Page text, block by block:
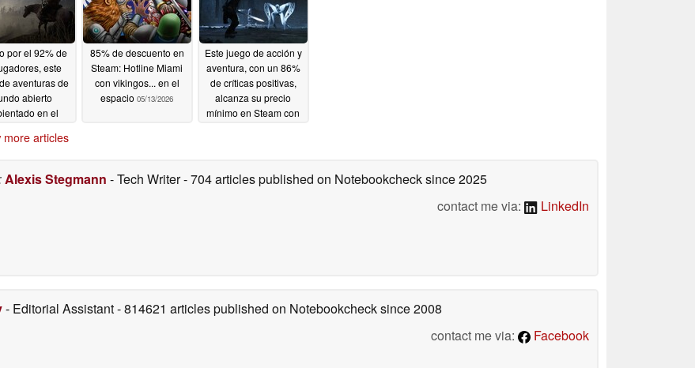
por el 92% de
este
aventuras de
abierto
en el
descuento en
85% de descuento en
Steam: Hotline Miami
con vikingos... en el
espacio 05/13/2026
Este juego de acción y
aventura, con un 86%
de críticas positivas,
alcanza su precio
mínimo en Steam con
more articles
Alexis Stegmann - Tech Writer- 704 articles published on Notebookchecksince 2025
contact me via:
LinkedIn
- Editorial Assistant- 814621 articles published on Notebookchecksince 2008
contact me via:
Facebook